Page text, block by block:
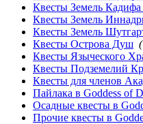
Квесты Земель
Квесты Земель
Квесты Земель
Квесты Острова Душ
Квесты Языческого
Квесты Подземелий
Квесты для членов
Пайлака в Goddess of
Осадные квесты в
Прочие квесты в